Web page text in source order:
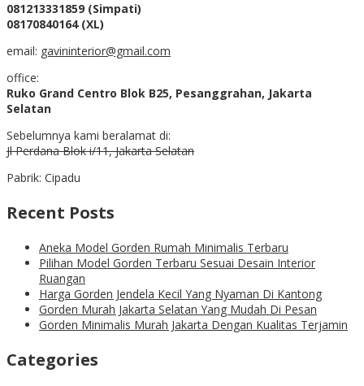
081213331859 (Simpati)
08170840164 (XL)
email: gavininterior@gmail.com
office:
Ruko Grand Centro Blok B25, Pesanggrahan, Jakarta
Selatan
Sebelumnya kami beralamat di:
Jl Perdana Blok i/11, Jakarta Selatan
Pabrik: Cipadu
Recent Posts
Aneka Model Gorden Rumah Minimalis Terbaru
Pilihan Model Gorden Terbaru Sesuai Desain Interior
Ruangan
Harga Gorden Jendela Kecil Yang Nyaman Di Kantong
Gorden Murah Jakarta Selatan Yang Mudah Di Pesan
Gorden Minimalis Murah Jakarta Dengan Kualitas Terjamin
Categories